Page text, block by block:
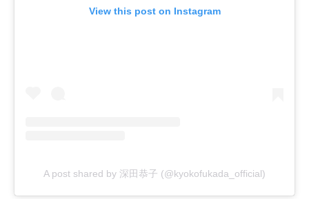
View this post on Instagram
A post shared by 深田恭子 (@kyokofukada_official)